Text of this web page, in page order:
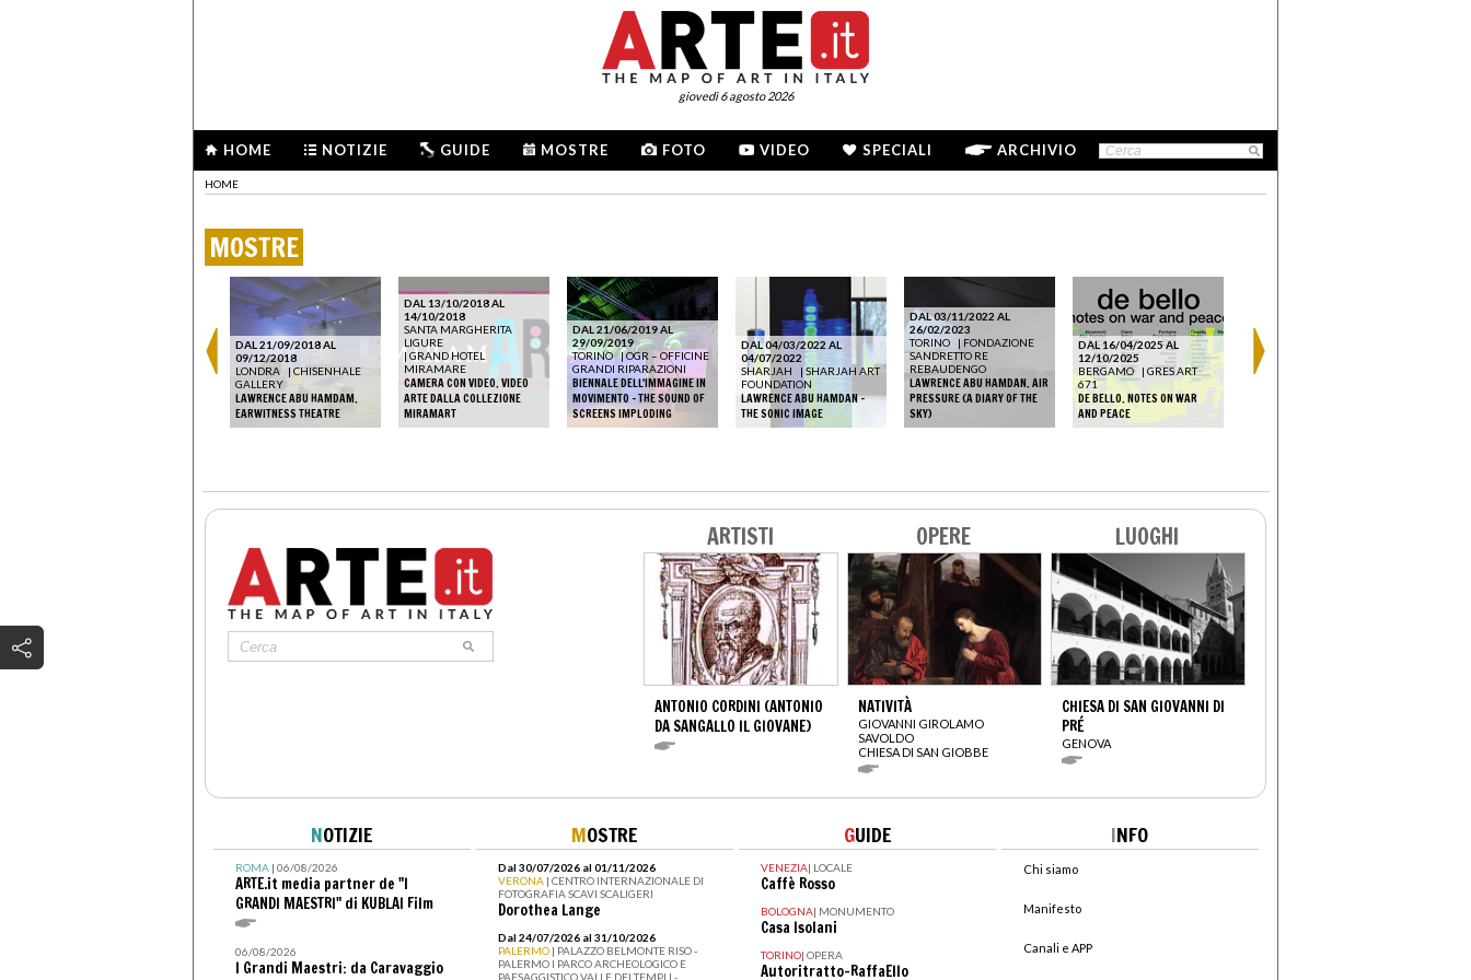
giovedì 6 agosto 2026
HOME NOTIZIE GUIDE MOSTRE FOTO VIDEO SPECIALI ARCHIVIO
HOME
MOSTRE
DAL 21/09/2018 AL
09/12/2018
LONDRA |CHISENHALE
GALLERY
LAWRENCE ABU HAMDAM.
EARWITNESS THEATRE
DAL 13/10/2018 AL
14/10/2018
SANTA MARGHERITA
LIGURE
| GRAND HOTEL
MIRAMARE
CAMERA CON VIDEO. VIDEO
ARTE DALLA COLLEZIONE
MIRAMART
DAL 21/06/2019 AL
29/09/2019
TORINO |OGR – OFFICINE
GRANDI RIPARAZIONI
BIENNALE DELL'IMMAGINE IN
MOVIMENTO - THE SOUND OF
SCREENS IMPLODING
DAL 04/03/2022 AL
04/07/2022
SHARJAH
|SHARJAH ART
FOUNDATION
LAWRENCE ABU HAMDAN -
THE SONIC IMAGE
DAL 03/11/2022 AL
26/02/2023
TORINO
|FONDAZIONE
SANDRETTO RE
REBAUDENGO
LAWRENCE ABU HAMDAN. AIR
PRESSURE (A DIARY OF THE
SKY)
DAL 16/04/2025 AL
12/10/2025
BERGAMO
| GRES ART
671
DE BELLO. NOTES ON WAR
AND PEACE
ARTISTI
ANTONIO CORDINI (ANTONIO
DA SANGALLO IL GIOVANE)
OPERE
NATIVITÀ
GIOVANNI GIROLAMO
SAVOLDO
CHIESA DI SAN GIOBBE
LUOGHI
CHIESA DI SAN GIOVANNI DI
PRÉ
GENOVA
NOTIZIE
ROMA| 06/08/2026
ARTE.it media partner de "I
GRANDI MAESTRI" di KUBLAI Film
06/08/2026
I Grandi Maestri: da Caravaggio
MOSTRE
Dal 30/07/2026 al 01/11/2026
VERONA | CENTRO INTERNAZIONALE DI
FOTOGRAFIA SCAVI SCALIGERI
Dorothea Lange
Dal 24/07/2026 al 31/10/2026
PALERMO | PALAZZO BELMONTE RISO -
PALERMO I PARCO ARCHEOLOGICO E
PAESAGGISTICO VALLE DEI TEMPLI -
GUIDE
VENEZIA| LOCALE
Caffè Rosso
BOLOGNA| MONUMENTO
Casa Isolani
TORINO| OPERA
Autoritratto-RaffaEllo
INFO
Chi siamo
Manifesto
Canali e APP